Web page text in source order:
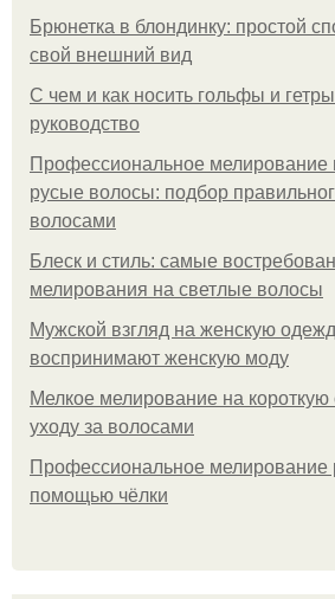
Брюнетка в блондинку: простой
свой внешний вид
С чем и как носить гольфы и
руководство
Профессиональное мелирование
русые волосы: подбор
волосами
Блеск и стиль: самые
мелирования на светлые волосы
Мужской взгляд на женскую
воспринимают женскую моду
Мелкое мелирование на короткую
уходу за волосами
Профессиональное мелирование
помощью чёлки